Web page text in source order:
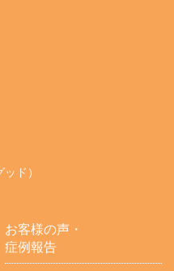
ド）
お客様の声・
症例報告